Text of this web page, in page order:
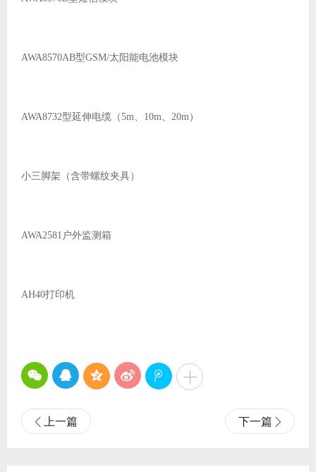
AWA8570AB型GSM/太阳能电池模块
AWA8732型延伸电缆（5m、10m、20m）
小三脚架（含带螺纹夹具）
AWA2581户外监测箱
AH40打印机
 上一篇 下一篇 